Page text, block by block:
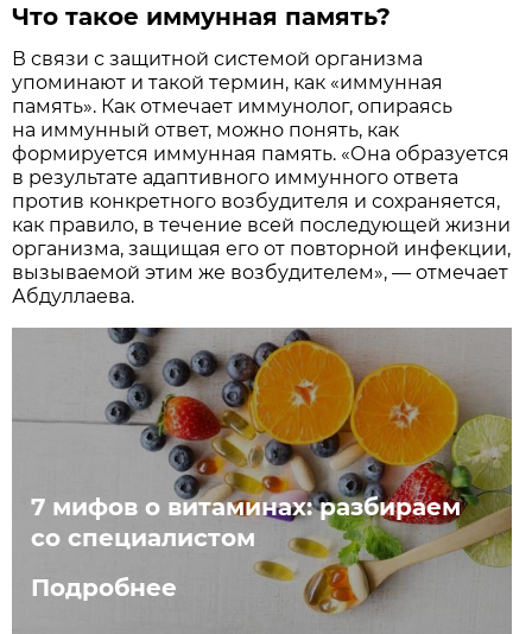
Что такое иммунная память?
В связи с защитной системой организма
упоминают и такой термин, как «иммунная
память». Как отмечает иммунолог, опираясь
на иммунный ответ, можно понять, как
формируется иммунная память. «Она образуется
в результате адаптивного иммунного ответа
против конкретного возбудителя и сохраняется,
как правило, в течение всей последующей жизни
организма, защищая его от повторной инфекции,
вызываемой этим же возбудителем», — отмечает
Абдуллаева.
7 мифов о витаминах: разбираем
со специалистом
Подробнее